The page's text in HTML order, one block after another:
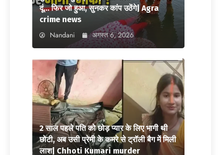
दूं… फिर जो हुआ, सुनकर कांप उठेंगे| Agra
crime news
Nandani अगस्त 6, 2026
2 साल पहले पति को छोड़ प्यार के लिए भागी थी
छोटी, अब उसी प्रेमी के कमरे से ट्रॉली बैग में मिली
लाश| Chhoti Kumari murder